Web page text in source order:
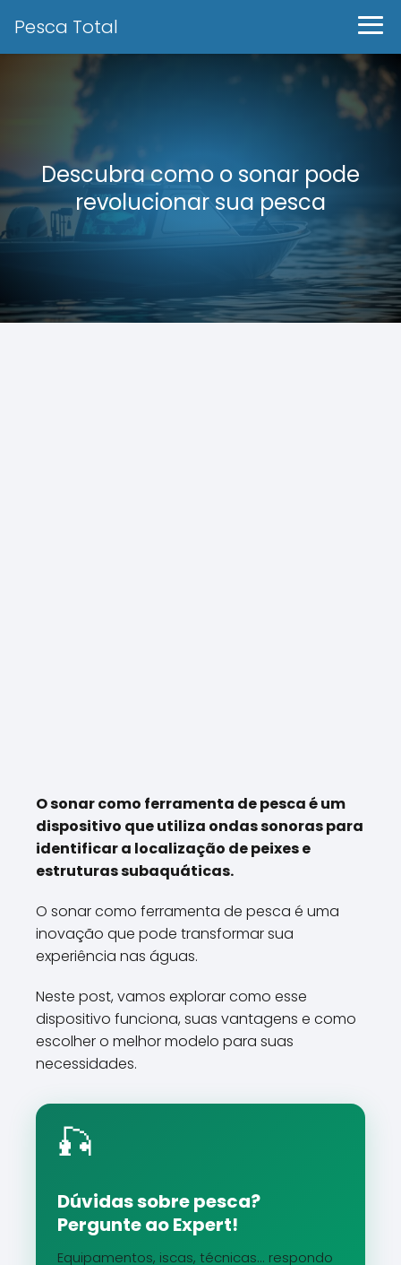
Pesca Total
Descubra como o sonar pode
revolucionar sua pesca
O sonar como ferramenta de pesca é um
dispositivo que utiliza ondas sonoras para
identificar a localização de peixes e
estruturas subaquáticas.
O sonar como ferramenta de pesca é uma
inovação que pode transformar sua
experiência nas águas.
Neste post, vamos explorar como esse
dispositivo funciona, suas vantagens e como
escolher o melhor modelo para suas
necessidades.
🎣
Dúvidas sobre pesca?
Pergunte ao Expert!
Equipamentos, iscas, técnicas... respondo